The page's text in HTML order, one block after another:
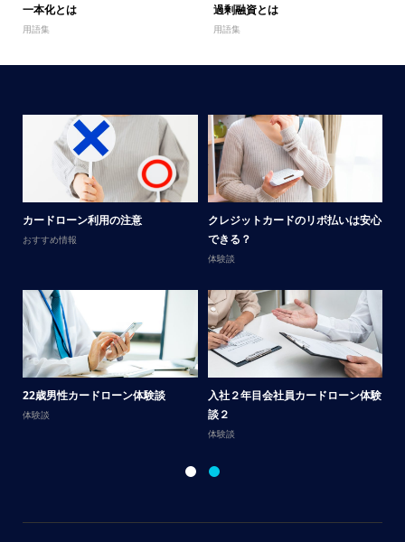
一本化とは
用語集
過剰融資とは
用語集
カードローン利用の注意
おすすめ情報
クレジットカードのリボ払いは安心
できる？
体験談
22歳男性カードローン体験談
体験談
入社２年目会社員カードローン体験
談２
体験談